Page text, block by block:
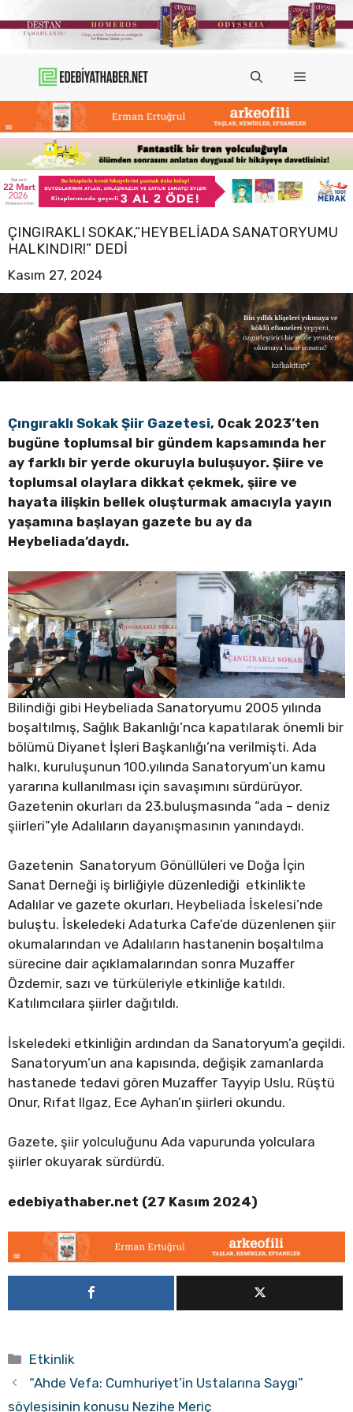
atla
Menü
ÇINGIRAKLI SOKAK,“HEYBELIADA SANATORYUMU
HALKINDIR!” DEDI
Kasım 27, 2024
Çıngıraklı Sokak Şiir Gazetesi, Ocak 2023’ten
bugüne toplumsal bir gündem kapsamında her
ay farklı bir yerde okuruyla buluşuyor. Şiire ve
toplumsal olaylara dikkat çekmek, şiire ve
hayata ilişkin bellek oluşturmak amacıyla yayın
yaşamına başlayan gazete bu ay da
Heybeliada’daydı.
Bilindiği gibi Heybeliada Sanatoryumu 2005 yılında
boşaltılmış, Sağlık Bakanlığı’nca kapatılarak önemli bir
bölümü Diyanet İşleri Başkanlığı’na verilmişti. Ada
halkı, kuruluşunun 100.yılında Sanatoryum’un kamu
yararına kullanılması için savaşımını sürdürüyor.
Gazetenin okurları da 23.buluşmasında “ada – deniz
şiirleri”yle Adalıların dayanışmasının yanındaydı.
Gazetenin Sanatoryum Gönüllüleri ve Doğa İçin
Sanat Derneği iş birliğiyle düzenlediği etkinlikte
Adalılar ve gazete okurları, Heybeliada İskelesi’nde
buluştu. İskeledeki Adaturka Cafe’de düzenlenen şiir
okumalarından ve Adalıların hastanenin boşaltılma
sürecine dair açıklamalarından sonra Muzaffer
Özdemir, sazı ve türküleriyle etkinliğe katıldı.
Katılımcılara şiirler dağıtıldı.
İskeledeki etkinliğin ardından da Sanatoryum’a geçildi.
Sanatoryum’un ana kapısında, değişik zamanlarda
hastanede tedavi gören Muzaffer Tayyip Uslu, Rüştü
Onur, Rıfat Ilgaz, Ece Ayhan’ın şiirleri okundu.
Gazete, şiir yolculuğunu Ada vapurunda yolculara
şiirler okuyarak sürdürdü.
edebiyathaber.net (27 Kasım 2024)
Kategoriler
Etkinlik
“Ahde Vefa: Cumhuriyet’in Ustalarına Saygı”
söyleşisinin konusu Nezihe Meriç